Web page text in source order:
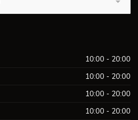
10:00 - 20:00
10:00 - 20:00
10:00 - 20:00
10:00 - 20:00